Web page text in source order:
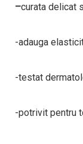
–curata delicat
-adauga
-testat
-potrivit pentru